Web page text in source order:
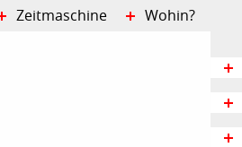
Zeitmaschine Wohin?